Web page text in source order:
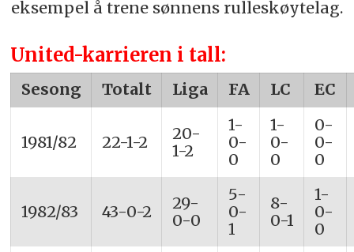
eksempel å trene sønnens rulleskøytelag.
United-karrieren i tall:
Sesong Totalt Liga FA LC EC
1981/82 22-1-2
20-
1-2
1-
0-
0
1-
0-
0
0-
0-
0
1982/83 43-0-2
29-
0-0
5-
0-
1
8-
0-1
1-
0-
0